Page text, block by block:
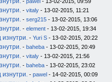
- vitaly - 13-02-2015, 11:21
- serg215 - 13-02-2015, 13:06
- element - 13-02-2015, 19:34
изнутри. - Yuri S - 13-02-2015, 20:22
- baheba - 13-02-2015, 20:49
- vitaly - 13-02-2015, 21:56
- baheba - 13-02-2015, 23:02
изнутри. - pawel - 14-02-2015, 00:09